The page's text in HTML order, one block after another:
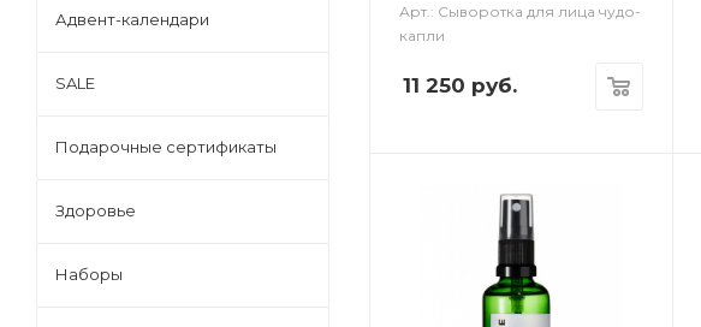
Арт.: Сыворотка для лица чудо-
капли
11 250 руб.
Адвент-календари
SALE
Подарочные сертификаты
Здоровье
Наборы